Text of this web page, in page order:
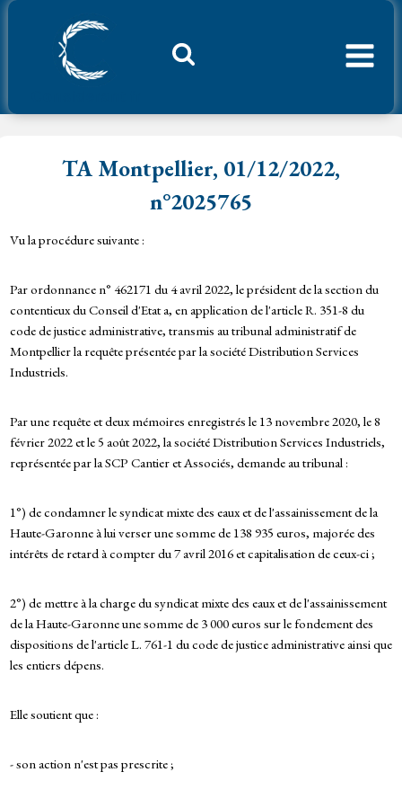
Aller
TA Montpellier, 01/12/2022,
n°2025765
Vu la procédure suivante :
Par ordonnance n° 462171 du 4 avril 2022, le président de la section du
contentieux du Conseil d'Etat a, en application de l'article R. 351-8 du
code de justice administrative, transmis au tribunal administratif de
Montpellier la requête présentée par la société Distribution Services
Industriels.
Par une requête et deux mémoires enregistrés le 13 novembre 2020, le 8
février 2022 et le 5 août 2022, la société Distribution Services Industriels,
représentée par la SCP Cantier et Associés, demande au tribunal :
1°) de condamner le syndicat mixte des eaux et de l'assainissement de la
Haute-Garonne à lui verser une somme de 138 935 euros, majorée des
intérêts de retard à compter du 7 avril 2016 et capitalisation de ceux-ci ;
2°) de mettre à la charge du syndicat mixte des eaux et de l'assainissement
de la Haute-Garonne une somme de 3 000 euros sur le fondement des
dispositions de l'article L. 761-1 du code de justice administrative ainsi que
les entiers dépens.
Elle soutient que :
- son action n'est pas prescrite ;